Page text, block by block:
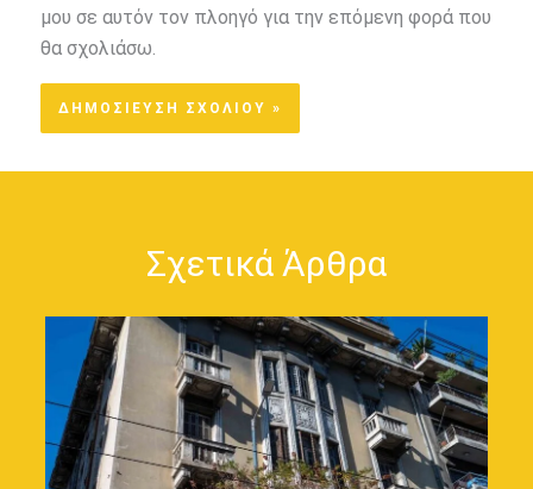
μου σε αυτόν τον πλοηγό για την επόμενη φορά που
θα σχολιάσω.
Σχετικά Άρθρα